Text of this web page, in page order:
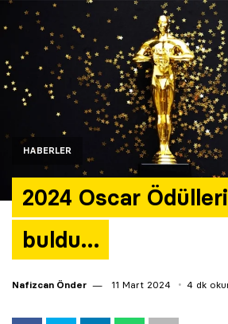
HABERLER
2024 Oscar
buldu…
Nafizcan Önder 11 Mart 2024 4 dk
Araştırma